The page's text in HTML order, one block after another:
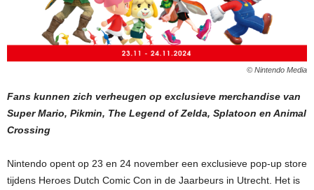
© Nintendo Media
Fans kunnen zich verheugen op exclusieve merchandise van
Super Mario, Pikmin, The Legend of Zelda, Splatoon en Animal
Crossing
Nintendo opent op 23 en 24 november een exclusieve pop-up store
tijdens Heroes Dutch Comic Con in de Jaarbeurs in Utrecht. Het is